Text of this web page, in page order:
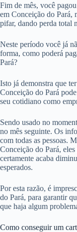
Fim de mês, você
em Conceição do Pará,
pifar, dando perda total
Neste período você já
forma, como poderá
Pará?
Isto já demonstra que
Conceição do Pará
seu cotidiano como
Sendo usado no
no mês seguinte. Os
com todas as pessoas.
Conceição do Pará,
certamente acaba
esperados.
Por esta razão, é
do Pará, para garantir
que haja algum
Como conseguir um